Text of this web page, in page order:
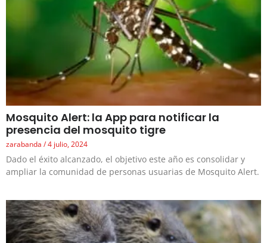
Mosquito Alert: la App para notificar la
presencia del mosquito tigre
zarabanda 4 julio, 2024
Dado el éxito alcanzado, el objetivo este año es consolidar y
ampliar la comunidad de personas usuarias de Mosquito Alert.